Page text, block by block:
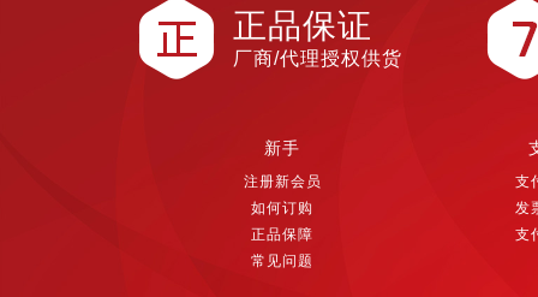
正品保证
厂商/代理授权供货
新手
注册新会员
如何订购
正品保障
常见问题
支
发
支